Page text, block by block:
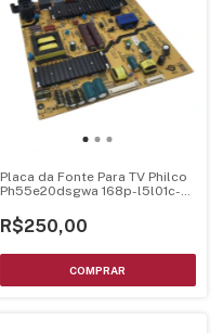
Placa da Fonte Para TV Philco
Ph55e20dsgwa 168p-l5l01c-
R$250,00